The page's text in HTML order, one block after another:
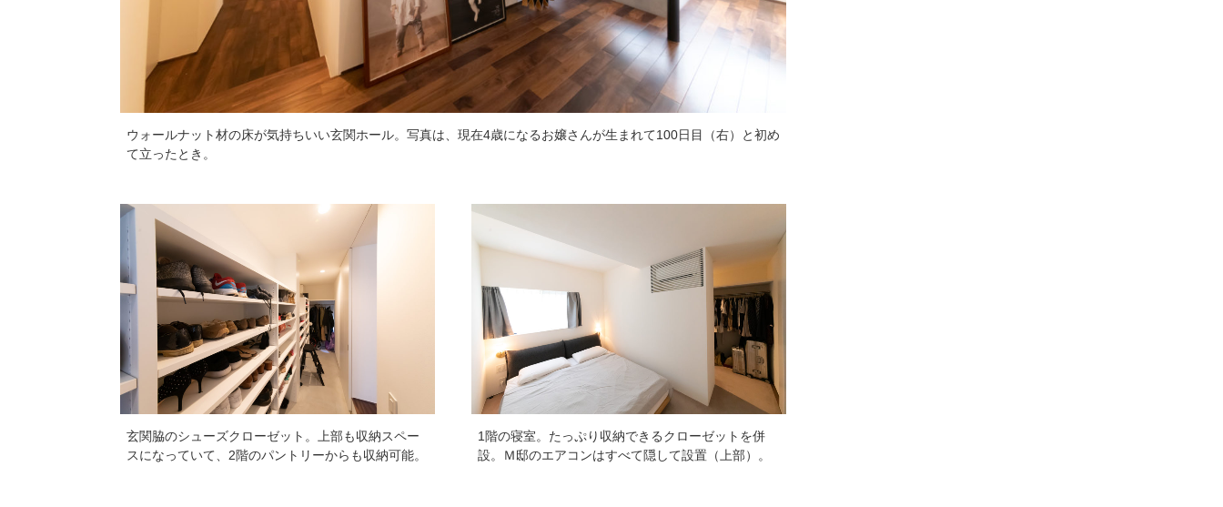
ウォールナット材の床が気持ちいい玄関ホール。写真は、現在4歳になるお嬢さんが生まれて100日目（右）と初め
て立ったとき。
玄関脇のシューズクローゼット。上部も収納スペー
スになっていて、2階のパントリーからも収納可能。
1階の寝室。たっぷり収納できるクローゼットを併
設。Ｍ邸のエアコンはすべて隠して設置（上部）。